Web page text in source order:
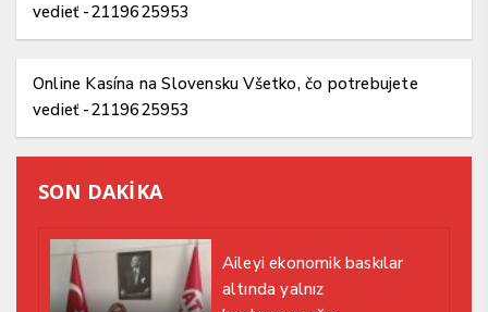
vedieť -2119625953
Online Kasína na Slovensku Všetko, čo potrebujete
vedieť -2119625953
SON DAKİKA
Aileyi ekonomik baskılar
altında yalnız